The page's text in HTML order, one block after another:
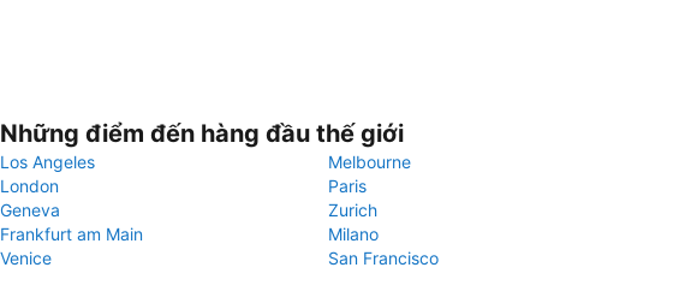
Những điểm đến hàng đầu thế giới
Los Angeles
Melbourne
London
Paris
Geneva
Zurich
Frankfurt am Main
Milano
Venice
San Francisco